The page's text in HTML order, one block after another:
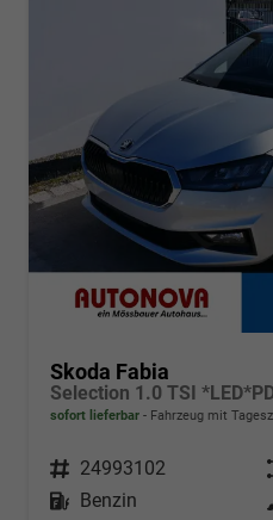
Skoda Fabia
sofort lieferbar Fahrzeug mit
Fahrzeugnr. 24993102
Kraftstoff
Benzin